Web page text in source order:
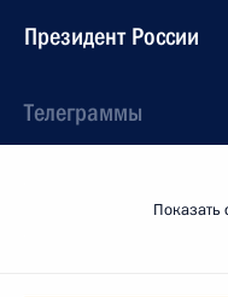
Президент России
Телеграммы
Показать